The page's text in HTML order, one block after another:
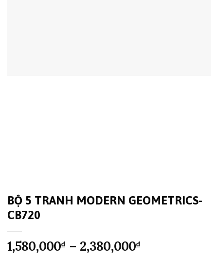
BỘ 5 TRANH MODERN GEOMETRICS-
CB720
1,580,000₫ – 2,380,000₫